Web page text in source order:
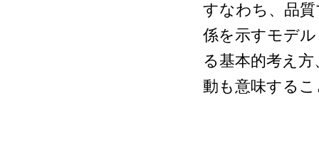
すなわち、品
係を示すモデ
る基本的考え
動も意味する